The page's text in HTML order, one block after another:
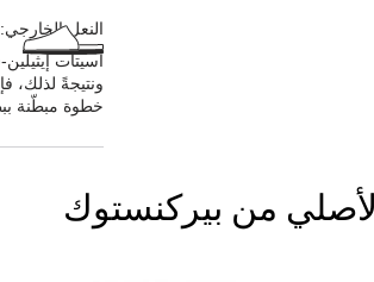
النعل الخارجي:
أسيتات
ونتيجةً لذلك،
خطوة مبطّنة
من بيركنستوك